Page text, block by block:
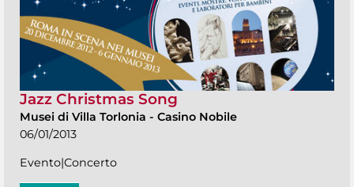
Jazz Christmas Song
Musei di Villa Torlonia - Casino Nobile
06/01/2013
Evento|Concerto